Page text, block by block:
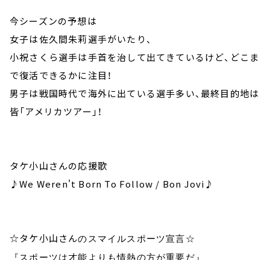
今シーズンの予想は
女子は佐久間朱莉選手がいたり、
小祝さくら選手は手首を治して出てきているけど、どこま
で復活できるかに注目！
男子は戦国時代で海外に出ている選手多い、最終目的地は
皆「アメリカツアー」！
タケ小山さんの応援歌
♪We Weren't Born To Follow / Bon Jovi♪
☆タケ小山さんのスマイルスポーツ宣言☆
『スポーツは才能よりも情熱の方が重要だ』